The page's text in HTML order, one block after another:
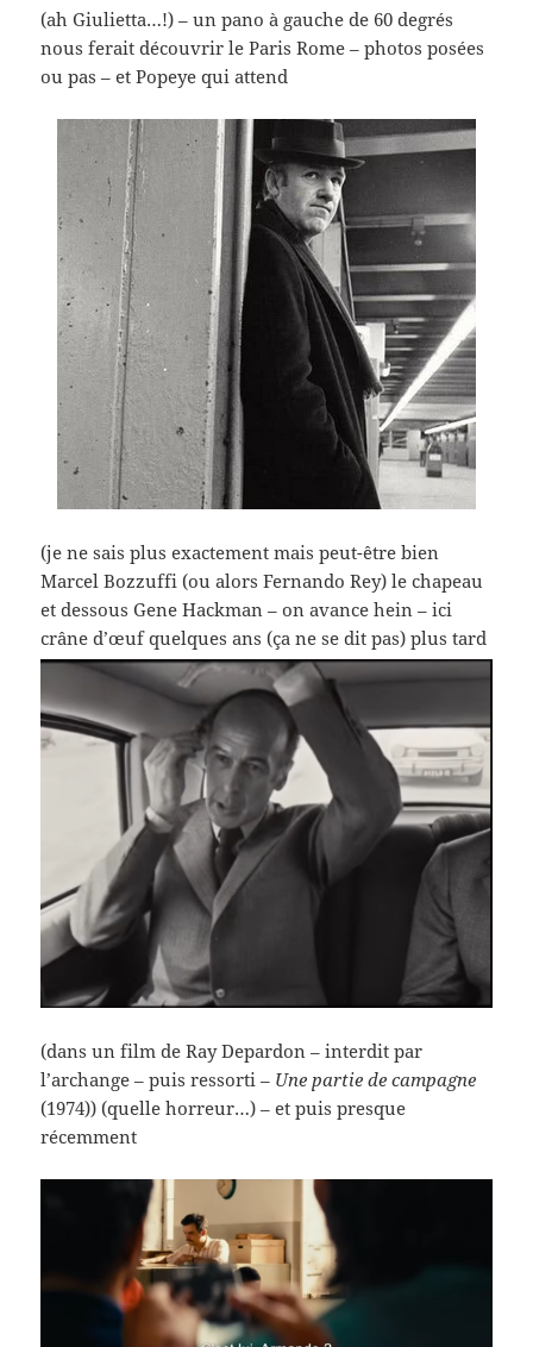
(ah Giulietta…!) – un pano à gauche de 60 degrés
nous ferait découvrir le Paris Rome – photos posées
ou pas – et Popeye qui attend
(je ne sais plus exactement mais peut-être bien
Marcel Bozzuffi (ou alors Fernando Rey) le chapeau
et dessous Gene Hackman – on avance hein – ici
crâne d’œuf quelques ans (ça ne se dit pas) plus tard
(dans un film de Ray Depardon – interdit par
l’archange – puis ressorti – Une partie de campagne
(1974)) (quelle horreur…) – et puis presque
récemment